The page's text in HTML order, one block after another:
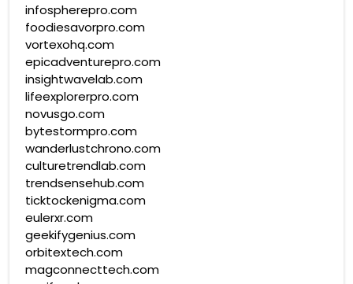
infospherepro.com
foodiesavorpro.com
vortexohq.com
epicadventurepro.com
insightwavelab.com
lifeexplorerpro.com
novusgo.com
bytestormpro.com
wanderlustchrono.com
culturetrendlab.com
trendsensehub.com
ticktockenigma.com
eulerxr.com
geekifygenius.com
orbitextech.com
magconnecttech.com